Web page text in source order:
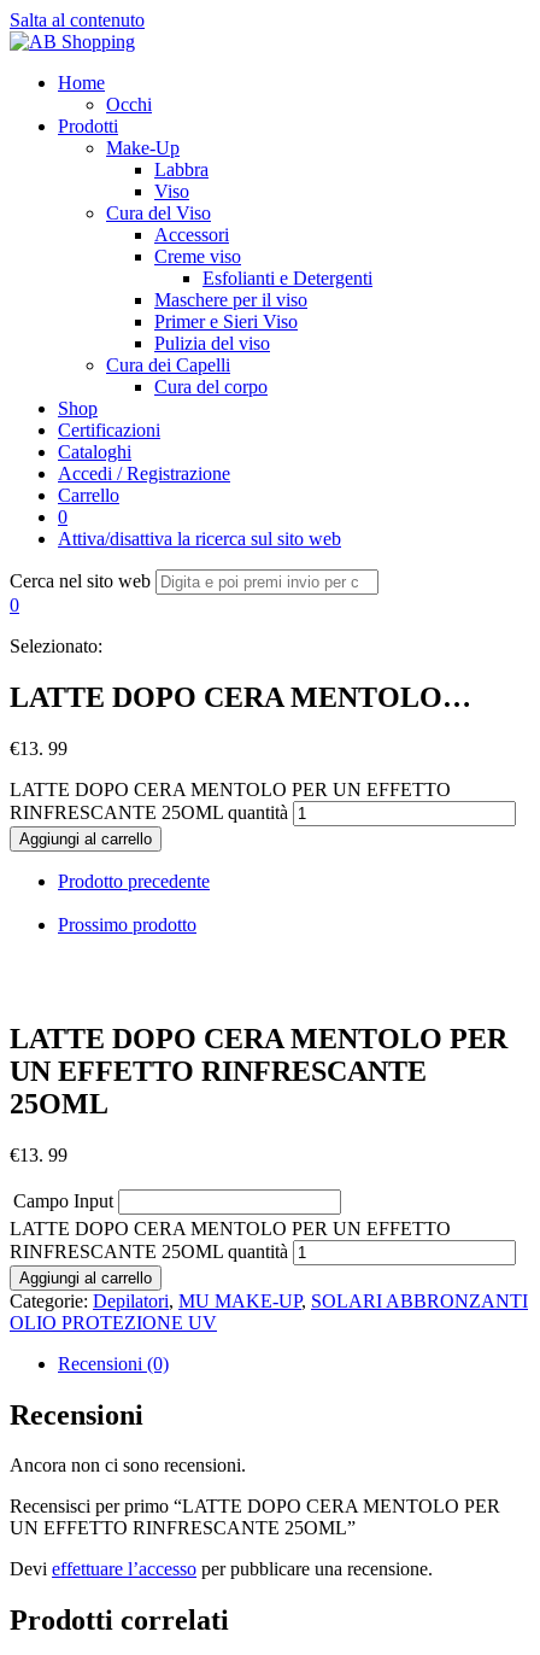
Salta al contenuto
Home
Occhi
Prodotti
Make-Up
Labbra
Viso
Cura del Viso
Accessori
Creme viso
Esfolianti e Detergenti
Maschere per il viso
Primer e Sieri Viso
Pulizia del viso
Cura dei Capelli
Cura del corpo
Shop
Certificazioni
Cataloghi
Accedi / Registrazione
Carrello
0
Attiva/disattiva la ricerca sul sito web
Cerca nel sito web
0
Selezionato:
LATTE DOPO CERA MENTOLO…
€13. 99
LATTE DOPO CERA MENTOLO PER UN EFFETTO
RINFRESCANTE 25OML quantità
Aggiungi al carrello
Prodotto precedente
Prossimo prodotto
LATTE DOPO CERA MENTOLO PER
UN EFFETTO RINFRESCANTE
25OML
€13. 99
Campo Input
LATTE DOPO CERA MENTOLO PER UN EFFETTO
RINFRESCANTE 25OML quantità
Aggiungi al carrello
Categorie: Depilatori, MU MAKE-UP, SOLARI ABBRONZANTI
OLIO PROTEZIONE UV
Recensioni (0)
Recensioni
Ancora non ci sono recensioni.
Recensisci per primo “LATTE DOPO CERA MENTOLO PER
UN EFFETTO RINFRESCANTE 25OML”
Devi effettuare l’accesso per pubblicare una recensione.
Prodotti correlati